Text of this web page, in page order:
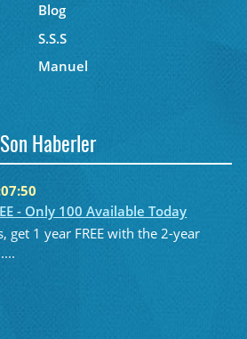
Blog
S.S.S
Manuel
Son Haberler
- Only 100 Available Today
get 1 year FREE with the 2-year